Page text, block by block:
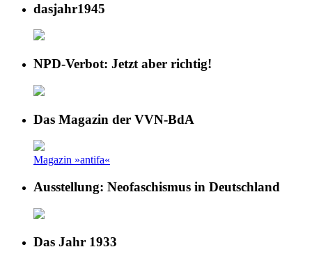
dasjahr1945
NPD-Verbot: Jetzt aber richtig!
Das Magazin der VVN-BdA
Magazin »antifa«
Ausstellung: Neofaschismus in Deutschland
Das Jahr 1933